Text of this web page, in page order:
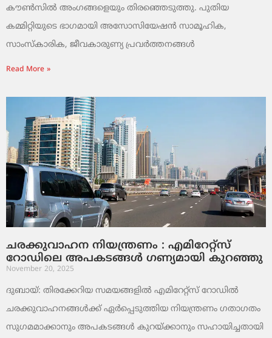
കൗൺസിൽ അംഗങ്ങളെയും തിരഞ്ഞെടുത്തു. പുതിയ
കമ്മിറ്റിയുടെ ഭാഗമായി അസോസിയേഷൻ സാമൂഹിക,
സാംസ്‌കാരിക, ജീവകാരുണ്യ പ്രവർത്തനങ്ങൾ
Read More »
ചരക്കുവാഹന നിയന്ത്രണം : എമിറേറ്റ്സ്
റോഡിലെ അപകടങ്ങൾ ഗണ്യമായി കുറഞ്ഞു
November 20, 2025
ദുബായ്: തിരക്കേറിയ സമയങ്ങളിൽ എമിറേറ്റ്സ് റോഡിൽ
ചരക്കുവാഹനങ്ങൾക്ക് ഏർപ്പെടുത്തിയ നിയന്ത്രണം ഗതാഗതം
സുഗമമാക്കാനും അപകടങ്ങൾ കുറയ്ക്കാനും സഹായിച്ചതായി